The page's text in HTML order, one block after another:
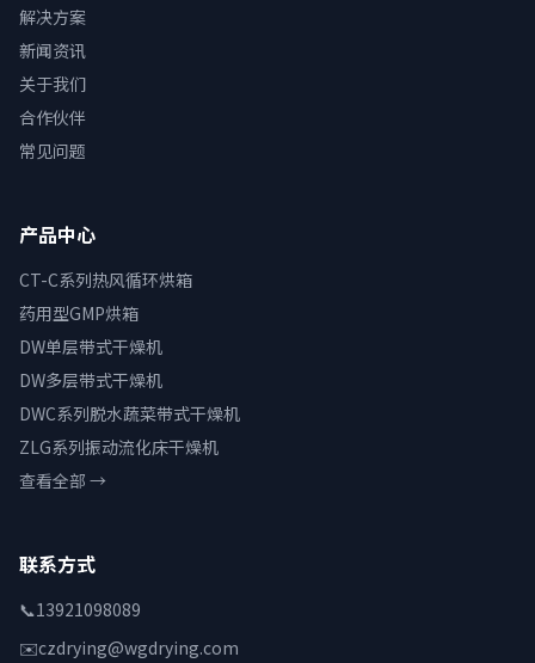
解决方案
新闻资讯
关于我们
合作伙伴
常见问题
产品中心
CT-C系列热风循环烘箱
药用型GMP烘箱
DW单层带式干燥机
DW多层带式干燥机
DWC系列脱水蔬菜带式干燥机
ZLG系列振动流化床干燥机
查看全部 →
联系方式
📞13921098089
✉️czdrying@wgdrying.com